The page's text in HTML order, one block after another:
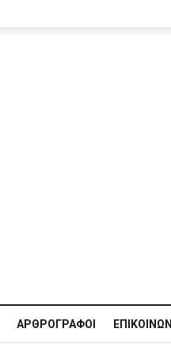
ΑΡΘΡΟΓΡΆΦΟΙ